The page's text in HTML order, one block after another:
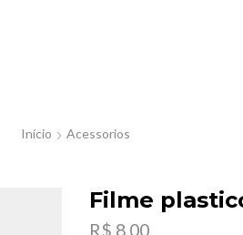
Início Acessorios
Filme
R$ 8,00